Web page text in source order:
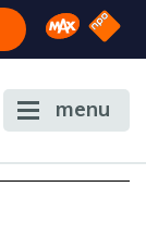
Omroep
NPO
menu